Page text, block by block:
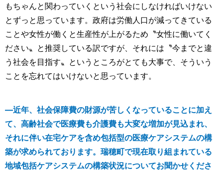
もちゃんと関わっていくという社会にしなければいけない
とずっと思っています。政府は労働人口が減ってきている
ことや女性が働くと生産性が上がるため〝女性に働いてく
ださい〟と推奨している訳ですが、それには〝今までと違
う社会を目指す〟というところがとても大事で、そういう
ことを忘れてはいけないと思っています。
―近年、社会保障費の財源が苦しくなっていることに加え
て、高齢社会で医療費も介護費も大変な増加が見込まれ、
それに伴い在宅ケアを含め包括型の医療ケアシステムの構
築が求められております。瑞穂町で現在取り組まれている
地域包括ケアシステムの構築状況についてお聞かせくださ